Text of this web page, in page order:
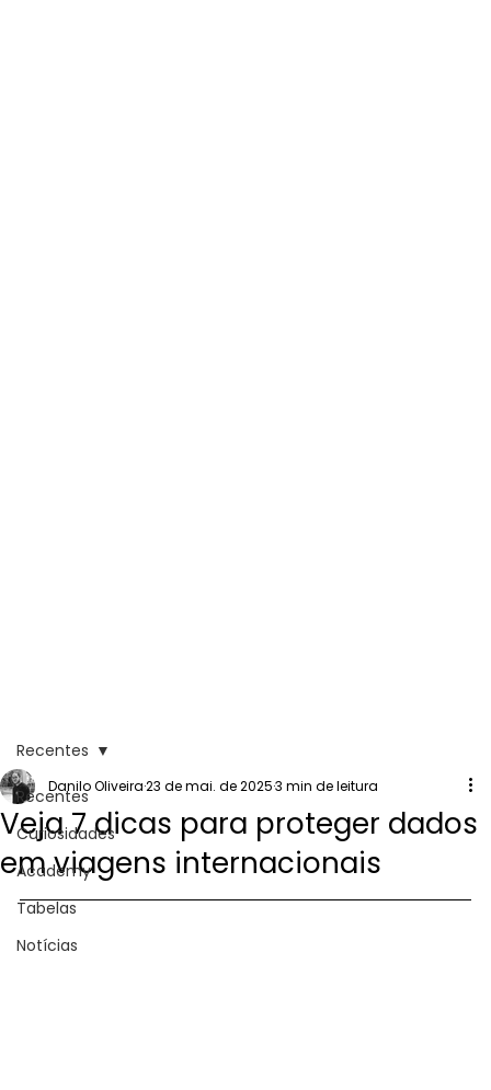
Recentes
Curiosidades
Academy
Tabelas
Notícias
Recentes
Veja 7 dicas para proteger dados
em viagens internacionais
Danilo Oliveira23 de mai. de 20253 min de leitura